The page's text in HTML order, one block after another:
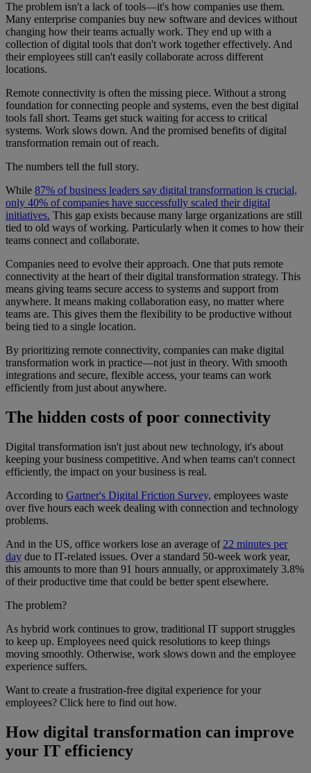
The problem isn't a lack of tools—it's how companies use them.
Many enterprise companies buy new software and devices without
changing how their teams actually work. They end up with a
collection of digital tools that don't work together effectively. And
their employees still can't easily collaborate across different
locations.
Remote connectivity is often the missing piece. Without a strong
foundation for connecting people and systems, even the best digital
tools fall short. Teams get stuck waiting for access to critical
systems. Work slows down. And the promised benefits of digital
transformation remain out of reach.
The numbers tell the full story.
While 87% of business leaders say digital transformation is crucial,
only 40% of companies have successfully scaled their digital
initiatives. This gap exists because many large organizations are still
tied to old ways of working. Particularly when it comes to how their
teams connect and collaborate.
Companies need to evolve their approach. One that puts remote
connectivity at the heart of their digital transformation strategy. This
means giving teams secure access to systems and support from
anywhere. It means making collaboration easy, no matter where
teams are. This gives them the flexibility to be productive without
being tied to a single location.
By prioritizing remote connectivity, companies can make digital
transformation work in practice—not just in theory. With smooth
integrations and secure, flexible access, your teams can work
efficiently from just about anywhere.
The hidden costs of poor connectivity
Digital transformation isn't just about new technology, it's about
keeping your business competitive. And when teams can't connect
efficiently, the impact on your business is real.
According to Gartner's Digital Friction Survey, employees waste
over five hours each week dealing with connection and technology
problems.
And in the US, office workers lose an average of 22 minutes per
day due to IT-related issues. Over a standard 50-week work year,
this amounts to more than 91 hours annually, or approximately 3.8%
of their productive time that could be better spent elsewhere.
The problem?
As hybrid work continues to grow, traditional IT support struggles
to keep up. Employees need quick resolutions to keep things
moving smoothly. Otherwise, work slows down and the employee
experience suffers.
Want to create a frustration-free digital experience for your
employees? Click here to find out how.
How digital transformation can improve
your IT efficiency